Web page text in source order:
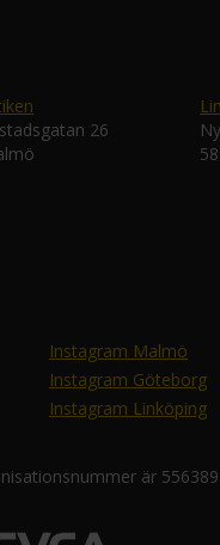
26
Instagram Malmö
Instagram Göteborg
Instagram Linköping
är